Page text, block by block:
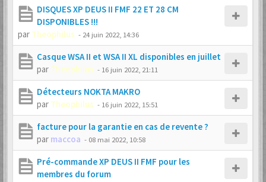
DISQUES XP DEUS II FMF 22 ET 28 CM
DISPONIBLES !!!
par Theophilus - 24 juin 2022, 14:36
Casque WSA II et WSA II XL disponibles en juillet
par Theophilus - 16 juin 2022, 21:11
Détecteurs NOKTA MAKRO
par Theophilus - 16 juin 2022, 15:51
facture pour la garantie en cas de revente ?
par maccoa - 08 mai 2022, 10:58
Pré-commande XP DEUS II FMF pour les
membres du forum